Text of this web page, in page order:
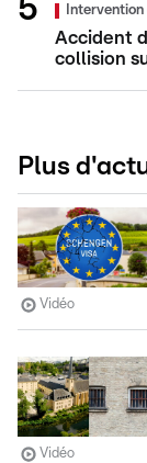
Accident
collision
Plus
Vidéo
Vidéo